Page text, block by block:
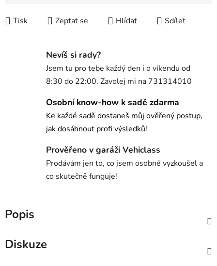
Tisk
Zeptat se Hlídat Sdílet
Nevíš si rady?
Jsem tu pro tebe každý den i o víkendu od
8:30 do 22:00. Zavolej mi na 731314010
Osobní know-how k sadě zdarma
Ke každé sadě dostaneš můj ověřený postup,
jak dosáhnout profi výsledků!
Prověřeno v garáži Vehiclass
Prodávám jen to, co jsem osobně vyzkoušel a
co skutečně funguje!
Popis
Diskuze